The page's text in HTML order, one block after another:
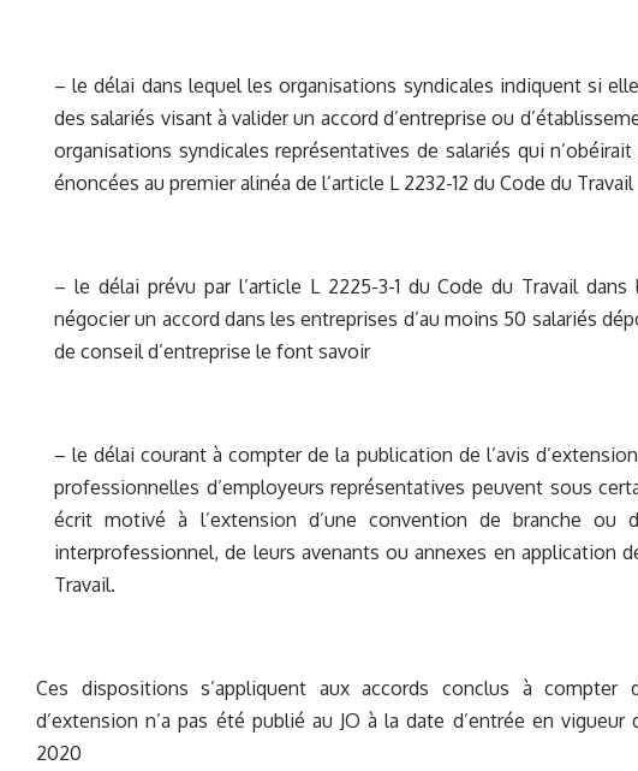
– le délai dans lequel les organisations syndicales indiquent si
des salariés visant à valider un accord d’entreprise ou
organisations syndicales représentatives de salariés qui
énoncées au premier alinéa de l’article L 2232-12 du Code du Travail
– le délai prévu par l’article L 2225-3-1 du Code du Travail
négocier un accord dans les entreprises d’au moins 50 salariés
de conseil d’entreprise le font savoir
– le délai courant à compter de la publication de l’avis
professionnelles d’employeurs représentatives peuvent sous
écrit motivé à l’extension d’une convention de branche ou
interprofessionnel, de leurs avenants ou annexes en application
Travail.
Ces dispositions s’appliquent aux accords conclus à compter
d’extension n’a pas été publié au JO à la date d’entrée en vigueur
2020